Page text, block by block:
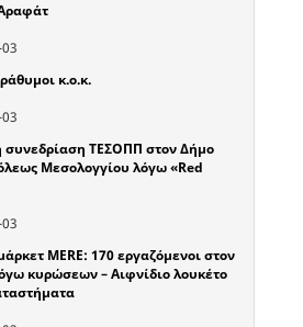
κ.ο.κ.
συνεδρίαση ΤΕΣΟΠΠ στον Δήμο
Μεσολογγίου λόγω «Red
MERE: 170 εργαζόμενοι στον
κυρώσεων – Αιφνίδιο λουκέτο